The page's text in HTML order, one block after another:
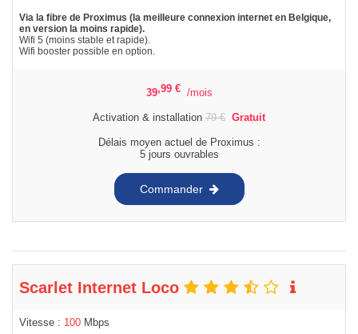
Via la fibre de Proximus (la meilleure connexion internet en Belgique,
en version la moins rapide).
Wifi 5 (moins stable et rapide).
Wifi booster possible en option.
39,99 € /mois
Activation & installation 79€ Gratuit
Délais moyen actuel de Proximus :
5 jours ouvrables
Commander
Scarlet Internet Loco
Vitesse : 100 Mbps